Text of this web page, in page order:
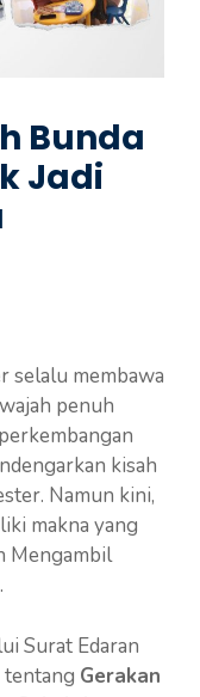
Bunda
Jadi
selalu membawa
penuh
kisah
Namun kini,
makna yang
Mengambil
Surat Edaran
Gerakan